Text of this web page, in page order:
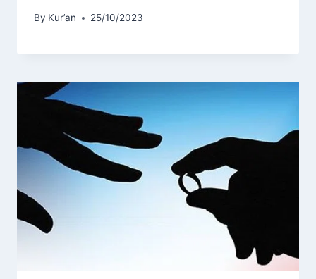
By Kur’an 25/10/2023